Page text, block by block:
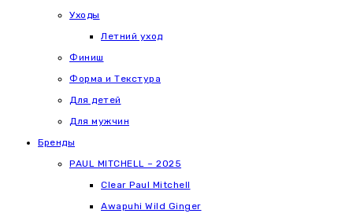
Уходы
Летний уход
Финиш
Форма и Текстура
Для детей
Для мужчин
Бренды
PAUL MITCHELL – 2025
Clear Paul Mitchell
Awapuhi Wild Ginger